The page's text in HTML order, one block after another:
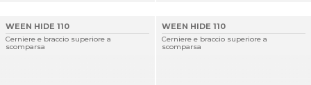
WEEN HIDE 110
Cerniere e braccio superiore a
scomparsa
WEEN HIDE 110
Cerniere e braccio superiore a
scomparsa